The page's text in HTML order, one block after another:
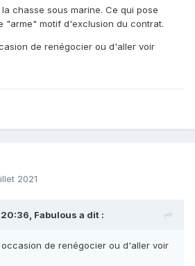
chasse sous marine. Ce qui pose
"arme" motif d'exclusion du contrat.
de renégocier ou d'aller voir
2021
Fabulous a dit :
de renégocier ou d'aller voir